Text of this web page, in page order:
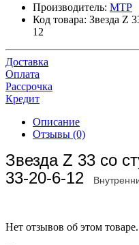
Производитель: МТР
Код товара: Звезда Z
12
Доставка
Оплата
Рассрочка
Кредит
Описание
Отзывы (0)
Звезда Z 33 со
33-20-6-12
Нет отзывов об этом товаре.